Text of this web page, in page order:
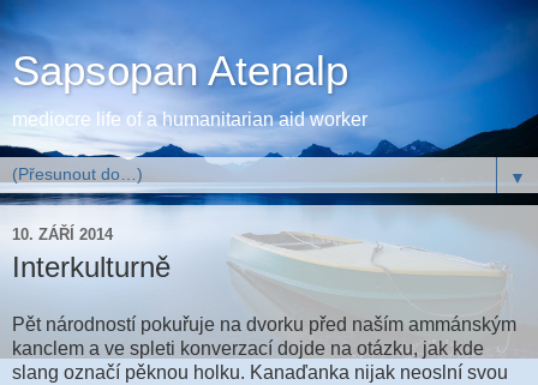
Sapsopan Atenalp
mediocre life of a humanitarian aid worker
▼
10. ZÁŘÍ 2014
Interkulturně
Pět národností pokuřuje na dvorku před naším ammánským
kanclem a ve spleti konverzací dojde na otázku, jak kde
slang označí pěknou holku. Kanaďanka nijak neoslní svou